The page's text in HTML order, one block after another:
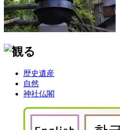
歴史遺産
自然
神社仏閣